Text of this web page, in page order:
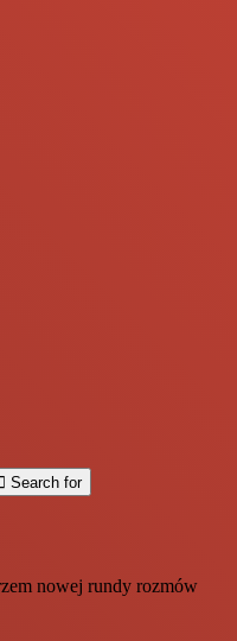
Search for
nowej rundy rozmów